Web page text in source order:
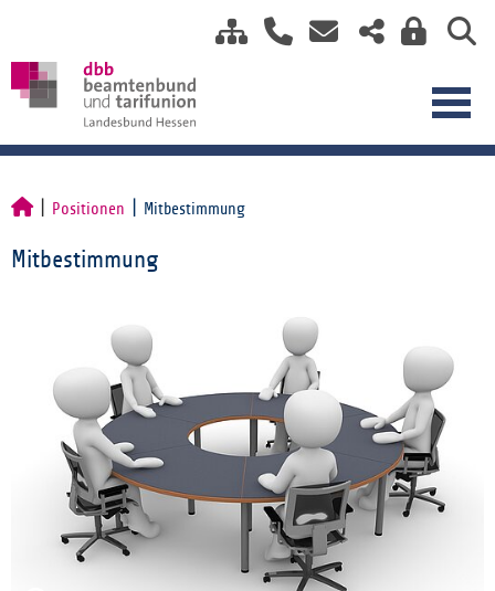
Positionen Mitbestimmung
Mitbestimmung